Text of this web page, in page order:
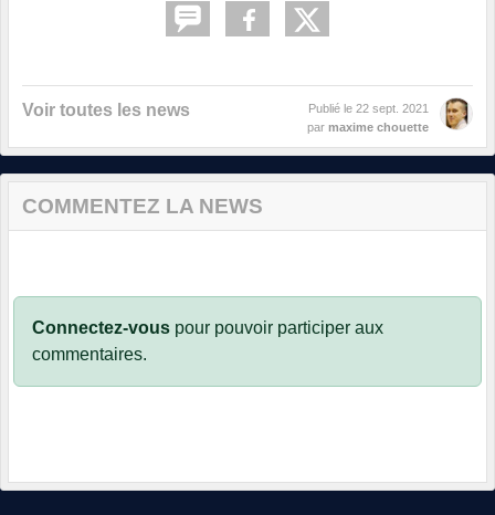
Voir toutes les news Publié le 22 sept. 2021
par maxime chouette
COMMENTEZ LA NEWS
Connectez-vous pour pouvoir participer aux
commentaires.